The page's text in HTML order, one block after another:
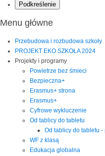
Podkreślenie
Menu główne
Przebudowa i rozbudowa szkoły
PROJEKT EKO SZKOŁA 2024
Projekty i programy
Powietrze bez śmieci
Bezpieczna+
Erasmus+ strona
Erasmus+
Cyfrowe wykluczenie
Od tablicy do tabletu
Od tablicy do tabletu
WF z klasą
Edukacja globalna